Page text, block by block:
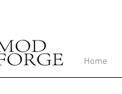
Home